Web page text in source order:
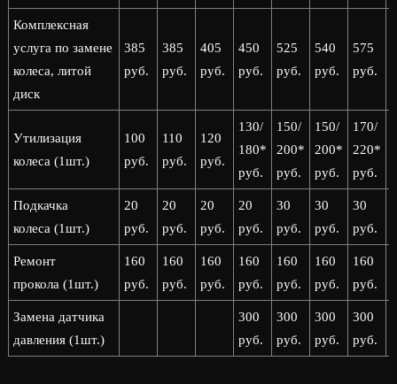
Комплексная
услуга по замене
колеса, литой
диск
385
руб.
385
руб.
405
руб.
450
руб.
525
руб.
540
руб.
575
руб.
Утилизация
колеса (1шт.)
100
руб.
110
руб.
120
руб.
130/
180*
руб.
150/
200*
руб.
150/
200*
руб.
170/
220*
руб.
Подкачка
колеса (1шт.)
20
руб.
20
руб.
20
руб.
20
руб.
30
руб.
30
руб.
30
руб.
Ремонт
прокола (1шт.)
160
руб.
160
руб.
160
руб.
160
руб.
160
руб.
160
руб.
160
руб.
Замена датчика
давления (1шт.)
300
руб.
300
руб.
300
руб.
300
руб.